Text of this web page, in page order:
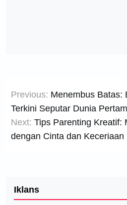
navigation
Previous: Menembus Batas:
Terkini Seputar Dunia
Next: Tips Parenting Kreatif:
dengan Cinta dan Keceriaan
Iklans